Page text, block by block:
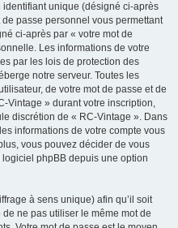
unique (désigné ci-après
passe personnel vous permettant
ci-après par « votre mot de
Les informations de votre
par les lois de protection des
notre serveur. Toutes les
de votre mot de passe et de
Vintage » durant votre inscription,
discrétion de « RC-Vintage ». Dans
informations de votre compte vous
vous pouvez décider de vous
phpBB depuis une option
à sens unique) afin qu’il soit
ne pas utiliser le même mot de